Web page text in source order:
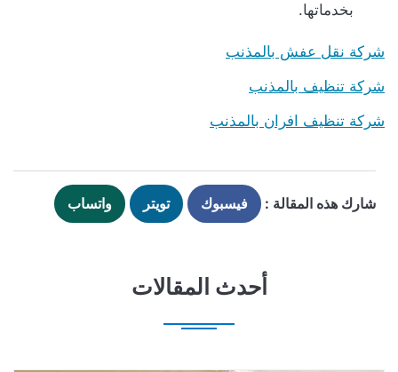
بخدماتها.
شركة نقل عفش بالمذنب
شركة تنظيف بالمذنب
شركة تنظيف افران بالمذنب
شارك هذه المقالة : فيسبوك تويتر واتساب
أحدث المقالات